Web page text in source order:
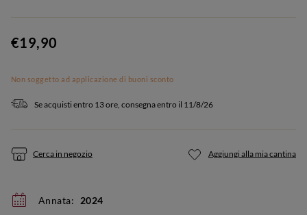
€19,90
Non soggetto ad applicazione di buoni sconto
Se acquisti entro 13 ore, consegna entro il 11/8/26
Cerca in negozio Aggiungi alla mia cantina
Annata: 2024